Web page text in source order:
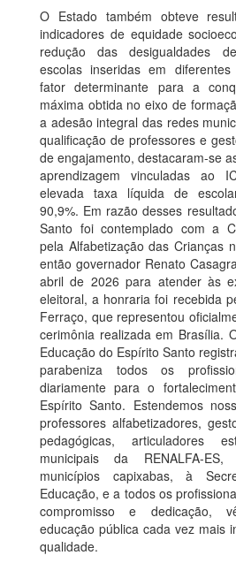
O Estado também obteve
indicadores de equidade
redução das desigualdades
escolas inseridas em
fator determinante para a
máxima obtida no eixo de
a adesão integral das redes
qualificação de professores e
de engajamento, destacaram-se
aprendizagem vinculadas ao
elevada taxa líquida de
90,9%. Em razão desses
Santo foi contemplado com a
pela Alfabetização das Crianças
então governador Renato
abril de 2026 para atender às
eleitoral, a honraria foi recebida
Ferraço, que representou
cerimônia realizada em Brasília.
Educação do Espírito Santo
parabeniza todos os
diariamente para o
Espírito Santo. Estendemos
professores alfabetizadores,
pedagógicas, articuladores
municipais da RENALFA-
municípios capixabas, à
Educação, e a todos os
compromisso e dedicação,
educação pública cada vez mais
qualidade.